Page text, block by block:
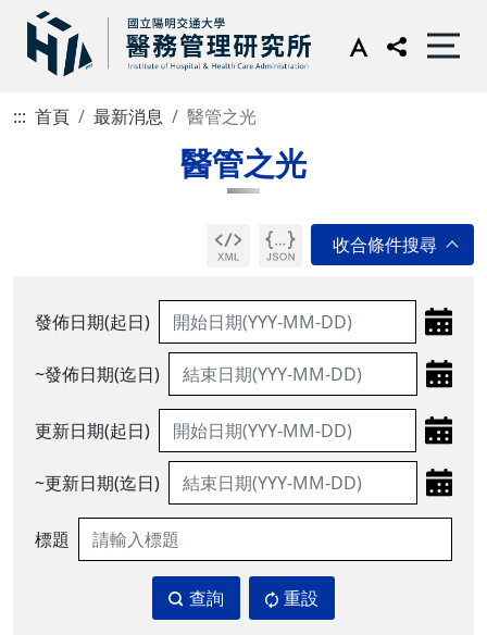
::: 首頁 最新消息 醫管之光
醫管之光
發佈日期(起日)
~發佈日期(迄日)
更新日期(起日)
~更新日期(迄日)
標題
查詢 重設